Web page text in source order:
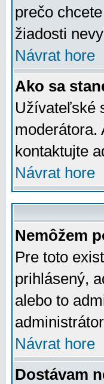
prečo
žiadosti
Návrat hore
Ako sa
Užívateľské
moderátora.
kontaktujte
Návrat hore
Nemôžem
Pre toto
prihlásený,
alebo to
Návrat hore
Dostávam